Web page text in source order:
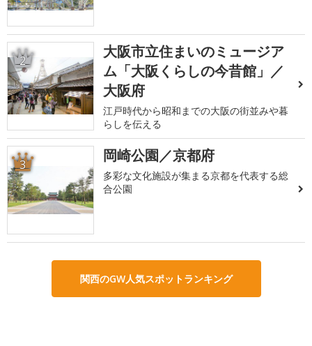
2
大阪市立住まいのミュージア
ム「大阪くらしの今昔館」／
大阪府
江戸時代から昭和までの大阪の街並みや暮
らしを伝える
3 岡崎公園／京都府
多彩な文化施設が集まる京都を代表する総
合公園
関西のGW人気スポットランキング